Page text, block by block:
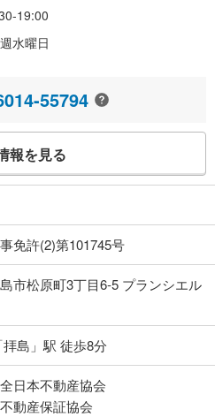
19:00
水曜日
55794
報を見る
免許(2)第101745号
市松原町3丁目6-5 プランシエル
島」駅 徒歩8分
全日本不動産協会
不動産保証協会